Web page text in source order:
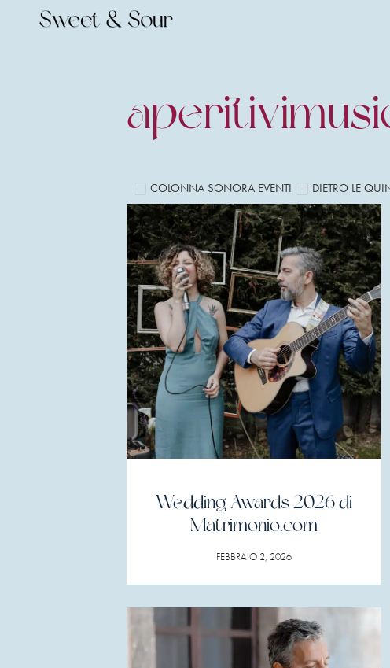
COLONNA SONORA EVENTI DIETRO LE
Wedding Awards 2026 di
Matrimonio.com
FEBBRAIO 2, 2026